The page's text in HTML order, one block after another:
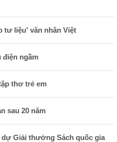
tư liệu' văn nhân Việt
điện ngầm
thơ trẻ em
sau 20 năm
Giải thưởng Sách quốc gia